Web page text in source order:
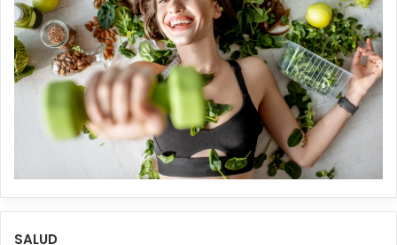
SALUD